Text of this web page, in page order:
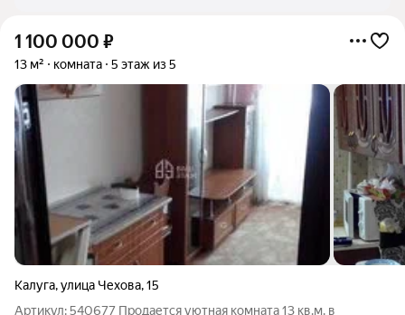
1 100 000 ₽
13 м² комната 5 этаж из 5
Калуга,улица Чехова,15
Артикул: 540677 Продается уютная комната 13 кв.м. в